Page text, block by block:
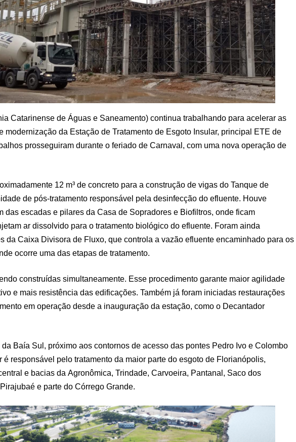
Catarinense de Águas e Saneamento) continua trabalhando para acelerar as
modernização da Estação de Tratamento de Esgoto Insular, principal ETE de
prosseguiram durante o feriado de Carnaval, com uma nova operação de
12 m³ de concreto para a construção de vigas do Tanque de
de pós-tratamento responsável pela desinfecção do efluente. Houve
das escadas e pilares da Casa de Sopradores e Biofiltros, onde ficam
ar dissolvido para o tratamento biológico do efluente. Foram ainda
da Caixa Divisora de Fluxo, que controla a vazão efluente encaminhado para os
ocorre uma das etapas de tratamento.
construídas simultaneamente. Esse procedimento garante maior agilidade
e mais resistência das edificações. Também já foram iniciadas restaurações
em operação desde a inauguração da estação, como o Decantador
da Baía Sul, próximo aos contornos de acesso das pontes Pedro Ivo e Colombo
é responsável pelo tratamento da maior parte do esgoto de Florianópolis,
e bacias da Agronômica, Trindade, Carvoeira, Pantanal, Saco dos
e parte do Córrego Grande.